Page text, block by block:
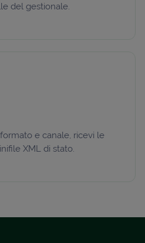
del gestionale.
e canale, ricevi le
XML di stato.